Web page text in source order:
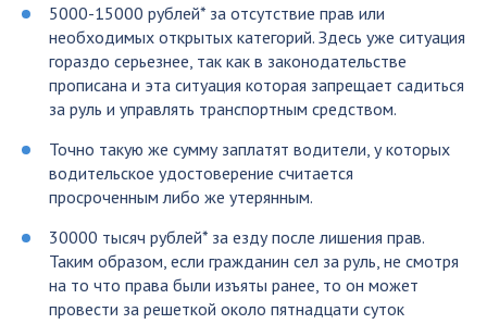
5000-15000 рублей* за отсутствие прав или
необходимых открытых категорий. Здесь уже ситуация
гораздо серьезнее, так как в законодательстве
прописана и эта ситуация которая запрещает садиться
за руль и управлять транспортным средством.
Точно такую же сумму заплатят водители, у которых
водительское удостоверение считается
просроченным либо же утерянным.
30000 тысяч рублей* за езду после лишения прав.
Таким образом, если гражданин сел за руль, не смотря
на то что права были изъяты ранее, то он может
провести за решеткой около пятнадцати суток